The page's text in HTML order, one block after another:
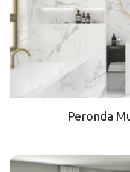
Peronda